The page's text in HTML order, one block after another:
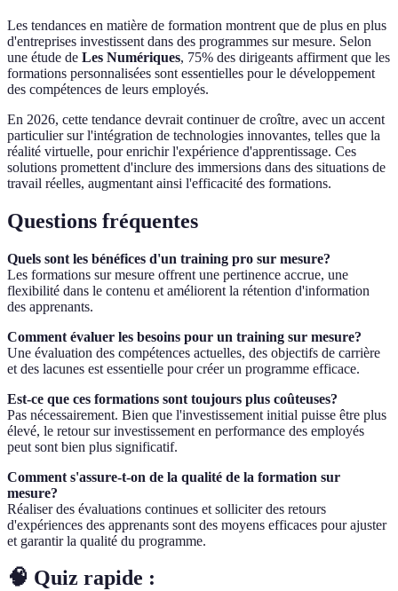
Les tendances en matière de formation montrent que de plus en plus
d'entreprises investissent dans des programmes sur mesure. Selon
une étude de Les Numériques, 75% des dirigeants affirment que les
formations personnalisées sont essentielles pour le développement
des compétences de leurs employés.
En 2026, cette tendance devrait continuer de croître, avec un accent
particulier sur l'intégration de technologies innovantes, telles que la
réalité virtuelle, pour enrichir l'expérience d'apprentissage. Ces
solutions promettent d'inclure des immersions dans des situations de
travail réelles, augmentant ainsi l'efficacité des formations.
Questions fréquentes
Quels sont les bénéfices d'un training pro sur mesure?
Les formations sur mesure offrent une pertinence accrue, une
flexibilité dans le contenu et améliorent la rétention d'information
des apprenants.
Comment évaluer les besoins pour un training sur mesure?
Une évaluation des compétences actuelles, des objectifs de carrière
et des lacunes est essentielle pour créer un programme efficace.
Est-ce que ces formations sont toujours plus coûteuses?
Pas nécessairement. Bien que l'investissement initial puisse être plus
élevé, le retour sur investissement en performance des employés
peut sont bien plus significatif.
Comment s'assure-t-on de la qualité de la formation sur
mesure?
Réaliser des évaluations continues et solliciter des retours
d'expériences des apprenants sont des moyens efficaces pour ajuster
et garantir la qualité du programme.
🧠 Quiz rapide :